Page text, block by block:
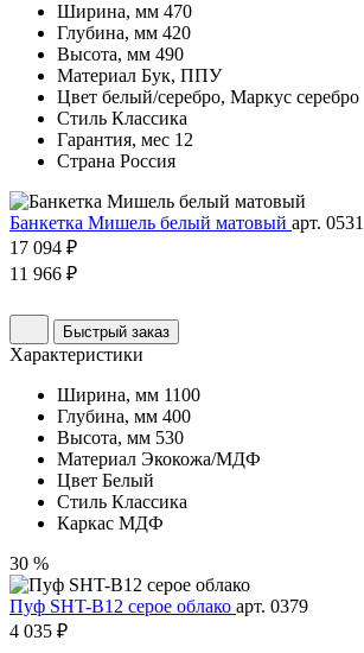
Ширина, мм 470
Глубина, мм 420
Высота, мм 490
Материал Бук, ППУ
Цвет белый/серебро, Маркус серебро
Стиль Классика
Гарантия, мес 12
Страна Россия
Банкетка Мишель белый матовый арт. 0531
17 094 ₽
11 966 ₽
Быстрый заказ
Характеристики
Ширина, мм 1100
Глубина, мм 400
Высота, мм 530
Материал Экокожа/МДФ
Цвет Белый
Стиль Классика
Каркас МДФ
30 %
Пуф SHT-B12 серое облако арт. 0379
4 035 ₽